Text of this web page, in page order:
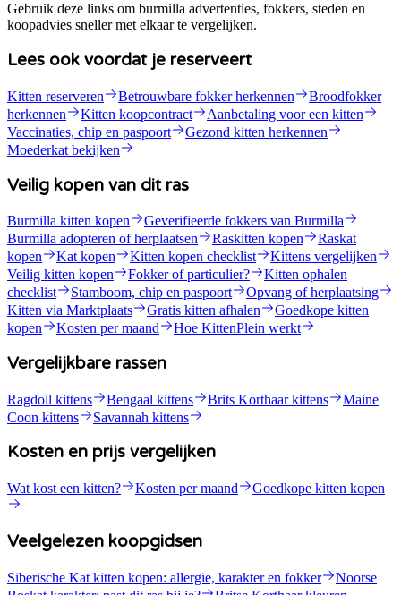
Gebruik deze links om burmilla advertenties, fokkers, steden en
koopadvies sneller met elkaar te vergelijken.
Lees ook voordat je reserveert
Kitten reserveren Betrouwbare fokker herkennen
Broodfokker
herkennen
Kitten koopcontract
Aanbetaling voor een kitten
Vaccinaties, chip en paspoort
Gezond kitten herkennen
Moederkat bekijken
Veilig kopen van dit ras
Burmilla kitten kopen
Geverifieerde fokkers van Burmilla
Burmilla adopteren of herplaatsen
Raskitten kopen
Raskat
kopen
Kat kopen Kitten kopen checklist
Kittens vergelijken
Veilig kitten kopen
Fokker of particulier?
Kitten ophalen
checklist
Stamboom, chip en paspoort
Opvang of herplaatsing
Kitten via Marktplaats
Gratis kitten afhalen
Goedkope kitten
kopen
Kosten per maand Hoe KittenPlein werkt
Vergelijkbare rassen
Ragdoll kittens Bengaal kittens Brits Korthaar kittens
Maine
Coon kittens
Savannah kittens
Kosten en prijs vergelijken
Wat kost een kitten? Kosten per maand Goedkope kitten kopen
Veelgelezen koopgidsen
Siberische Kat kitten kopen: allergie, karakter en fokker
Noorse